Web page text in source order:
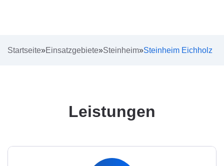
Startseite»Einsatzgebiete»Steinheim»Steinheim Eichholz
Leistungen